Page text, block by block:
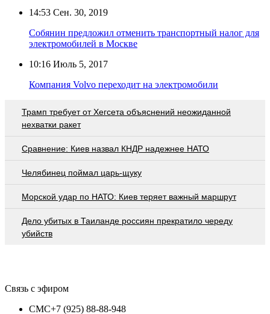
14:53 Сен. 30, 2019
Собянин предложил отменить транспортный налог для
электромобилей в Москве
10:16 Июль 5, 2017
Компания Volvo переходит на электромобили
Трамп требует от Хегсета объяснений неожиданной
нехватки ракет
Сравнение: Киев назвал КНДР надежнее НАТО
Челябинец поймал царь-щуку
Морской удар по НАТО: Киев теряет важный маршрут
Дело убитых в Таиланде россиян прекратило череду
убийств
Связь с эфиром
СМС+7 (925) 88-88-948